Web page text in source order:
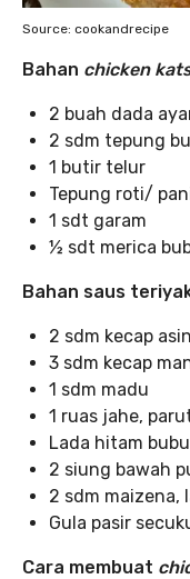
Source: cookandrecipe
Bahan chicken
2 buah dada
2 sdm tepung
1 butir telur
Tepung roti/
1 sdt garam
½ sdt merica
Bahan saus
2 sdm kecap asin
3 sdm kecap
1 sdm madu
1 ruas jahe,
Lada hitam
2 siung bawah
2 sdm maizena,
Gula pasir
Cara membuat